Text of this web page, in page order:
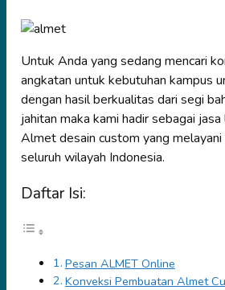
Untuk Anda yang sedang mencari
angkatan untuk kebutuhan kampus
dengan hasil berkualitas dari segi
jahitan maka kami hadir sebagai
Almet desain custom yang
seluruh wilayah Indonesia.
Daftar Isi:
Pesan ALMET Online
Konveksi Pembuatan Almet